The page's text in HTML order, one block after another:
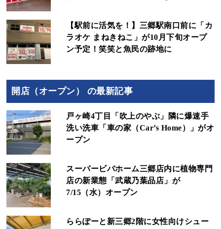
【駅前に活気を！】三郷駅南口前に「カ
ラオケ まねきねこ」が10月下旬オープ
ン予定！笑笑と魚民の跡地に
開店（オープン） の最新記事
戸ヶ崎4丁目「吹上のやぶ」隣に爆速手
洗い洗車「車の家（Car’s Home）」がオ
ープン
スーパービバホーム三郷店内に植物専門
店の新業態「武蔵乃葉品店」が
7/15（水）オープン
ららぽーと新三郷2階に女性向けシュー